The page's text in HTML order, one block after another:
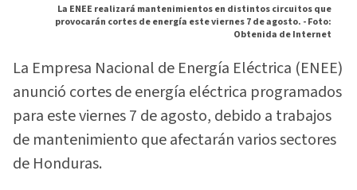
La ENEE realizará mantenimientos en distintos circuitos que
provocarán cortes de energía este viernes 7 de agosto. -Foto:
Obtenida de Internet
La Empresa Nacional de Energía Eléctrica (ENEE)
anunció cortes de energía eléctrica programados
para este viernes 7 de agosto, debido a trabajos
de mantenimiento que afectarán varios sectores
de Honduras.